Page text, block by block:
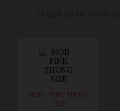
MOB - PINK THONG
SIZE